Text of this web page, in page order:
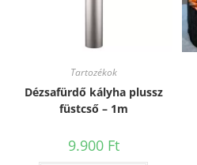
Tartozékok
Dézsafürdő kályha plussz
füstcső – 1m
9.900 Ft